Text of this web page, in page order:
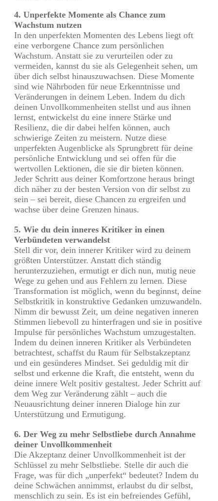
4. Unperfekte Momente als Chance zum
Wachstum nutzen
In den unperfekten Momenten des Lebens liegt oft
eine verborgene Chance zum persönlichen
Wachstum. Anstatt sie zu verurteilen oder zu
vermeiden, kannst du sie als Gelegenheit sehen, um
über dich selbst hinauszuwachsen. Diese Momente
sind wie Nährboden für neue Erkenntnisse und
Veränderungen in deinem Leben. Indem du dich
deinen Unvollkommenheiten stellst und aus ihnen
lernst, entwickelst du eine innere Stärke und
Resilienz, die dir dabei helfen können, auch
schwierige Zeiten zu meistern. Nutze diese
unperfekten Augenblicke als Sprungbrett für deine
persönliche Entwicklung und sei offen für die
wertvollen Lektionen, die sie dir bieten können.
Jeder Schritt aus deiner Komfortzone heraus bringt
dich näher zu der besten Version von dir selbst zu
sein – sei bereit, diese Chancen zu ergreifen und
wachse über deine Grenzen hinaus.
5. Wie du dein inneres Kritiker in einen
Verbündeten verwandelst
Stell dir vor, dein innerer Kritiker wird zu deinem
größten Unterstützer. Anstatt dich ständig
herunterzuziehen, ermutigt er dich nun, mutig neue
Wege zu gehen und aus Fehlern zu lernen. Diese
Transformation ist möglich, wenn du beginnst, deine
Selbstkritik in konstruktive Gedanken umzuwandeln.
Nimm dir bewusst Zeit, um deine negativen inneren
Stimmen liebevoll zu hinterfragen und sie in positive
Impulse für persönliches Wachstum umzugestalten.
Indem du deinen inneren Kritiker als Verbündeten
betrachtest, schaffst du Raum für Selbstakzeptanz
und ein gesünderes Mindset. Sei geduldig mit dir
selbst und erkenne die Kraft, die entsteht, wenn du
deine innere Welt positiv gestaltest. Jeder Schritt auf
dem Weg zur Veränderung zählt – auch die
Neuausrichtung deiner inneren Dialoge hin zur
Unterstützung und Ermutigung.
6. Der Weg zu mehr Selbstliebe durch Annahme
deiner Unvollkommenheit
Die Akzeptanz deiner Unvollkommenheit ist der
Schlüssel zu mehr Selbstliebe. Stelle dir auch die
Frage, was für dich „unperfekt“ bedeutet? Indem du
deine Schwächen annimmst, erlaubst du dir selbst,
menschlich zu sein. Es ist ein befreiendes Gefühl,